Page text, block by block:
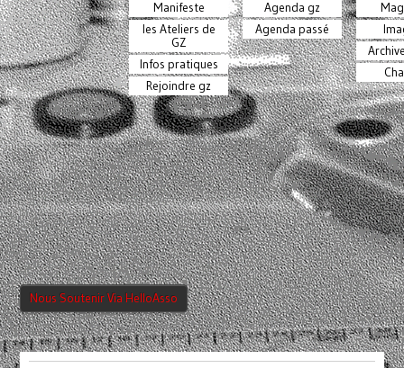
Manifeste
les Ateliers de
GZ
Infos pratiques
Rejoindre gz
Agenda gz
Agenda passé
Nous Soutenir Via HelloAsso